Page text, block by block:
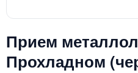
Прием
Прохладном